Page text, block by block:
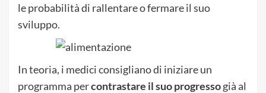
le probabilità di rallentare o fermare il suo
sviluppo.
In teoria, i medici consigliano di iniziare un
programma percontrastare il suo progressogià al